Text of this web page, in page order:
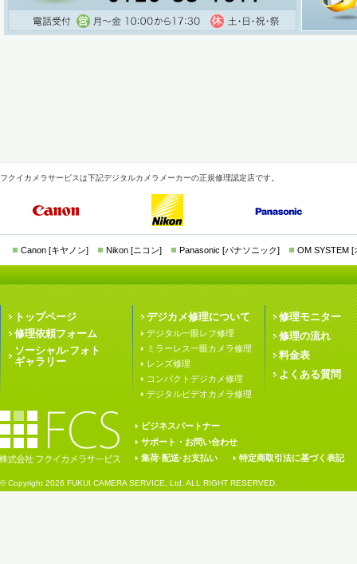
フクイカメラサービスは下記デジタルカメラメーカーの正規修理認定店です。
Canon [キヤノン] Nikon [ニコン] Panasonic [パナソニック] OM SYSTEM [
トップページ
修理依頼フォーム
ソーシャル·フォト
ギャラリー
デジカメ修理について
デジタル一眼レフ修理
ミラーレス一眼カメラ修理
レンズ修理
コンパクトデジカメ修理
デジタルビデオカメラ修理
修理モニター
修理の流れ
料金表
よくある質問
ビジネスパートナー
サポート・お問い合わせ
集荷·配送·お支払い
特定商取引法に基づく表記
© Copyright 2026 FUKUI CAMERA SERVICE, Ltd. ALL RIGHT RESERVED.